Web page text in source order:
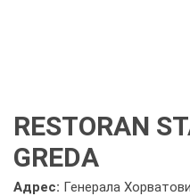
RESTORAN
GREDA
Адрес: Генерала